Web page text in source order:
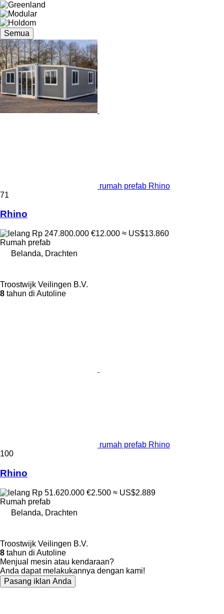
Semua
rumah prefab Rhino
71
Rhino
Rp 247.800.000 €12.000 ≈ US$13.860
Rumah prefab
Belanda, Drachten
Troostwijk Veilingen B.V.
8 tahun di Autoline
rumah prefab Rhino
100
Rhino
Rp 51.620.000 €2.500 ≈ US$2.889
Rumah prefab
Belanda, Drachten
Troostwijk Veilingen B.V.
8 tahun di Autoline
Menjual mesin atau kendaraan?
Anda dapat melakukannya dengan kami!
Pasang iklan Anda